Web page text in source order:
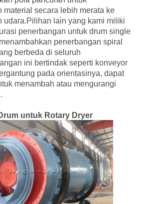
material secara lebih merata ke
udara.Pilihan lain yang kami miliki
penerbangan untuk drum single
penerbangan spiral
berbeda di seluruh
ini bertindak seperti konveyor
pada orientasinya, dapat
menambah atau mengurangi
untuk Rotary Dryer